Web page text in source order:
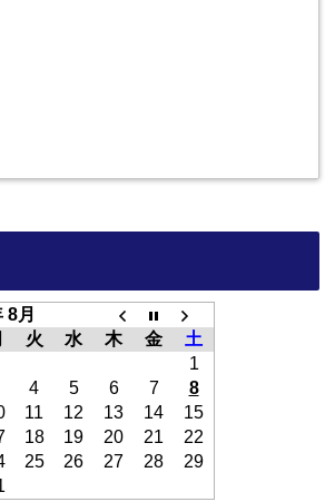
8月
火 水 木 金
土
1
4 5 6 7
8
11 12 13 14
15
18 19 20 21
22
25 26 27 28
29